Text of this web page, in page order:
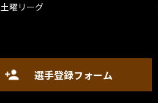
土曜リーグ
選手登録フォーム